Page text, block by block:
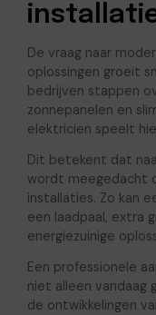
De vraag naar
oplossingen groeit
bedrijven stappen
zonnepanelen en
elektricien speelt
Dit betekent dat
wordt meegedacht
installaties. Zo kan
een laadpaal, extra
energiezuinige
Een professionele
niet alleen vandaag
de ontwikkelingen